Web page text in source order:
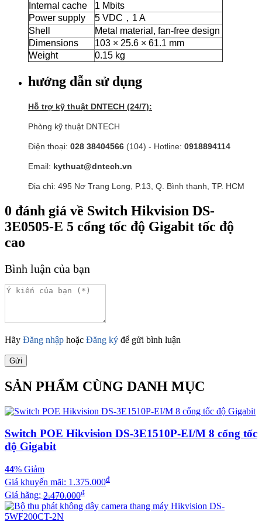
Internal cache
1 Mbits
Power supply
5 VDC，1 A
Shell
Metal material, fan-free design
Dimensions
103 × 25.6 × 61.1 mm
Weight
0.15 kg
hướng dẫn sử dụng
Hỗ trợ kỹ thuật DNTECH (24/7):
Phòng kỹ thuật DNTECH
Điện thoại: 028 38404566 (104) - Hotline: 0918894114
Email: kythuat@dntech.vn
Địa chỉ: 495 Nơ Trang Long, P.13, Q. Bình thạnh, TP. HCM
0 đánh giá về Switch Hikvision DS-
3E0505-E 5 cổng tốc độ Gigabit tốc độ
cao
Bình luận của bạn
Hãy Đăng nhập hoặc Đăng ký để gửi bình luận
Gửi
SẢN PHẨM CÙNG DANH MỤC
Switch POE Hikvision DS-3E1510P-EI/M 8 cổng tốc
độ Gigabit
44% Giảm
Giá khuyến mãi: 1.375.000đ
Giá hãng: 2.470.000đ